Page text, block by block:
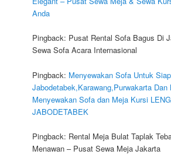
Anda
Pingback: Pusat Rental Sofa Bagus Di
Sewa Sofa Acara Internasional
Pingback: Menyewakan Sofa Untuk
Jabodetabek,Karawang,Purwakarta Dan
Menyewakan Sofa dan Meja Kursi
JABODETABEK
Pingback: Rental Meja Bulat Taplak
Menawan – Pusat Sewa Meja Jakarta